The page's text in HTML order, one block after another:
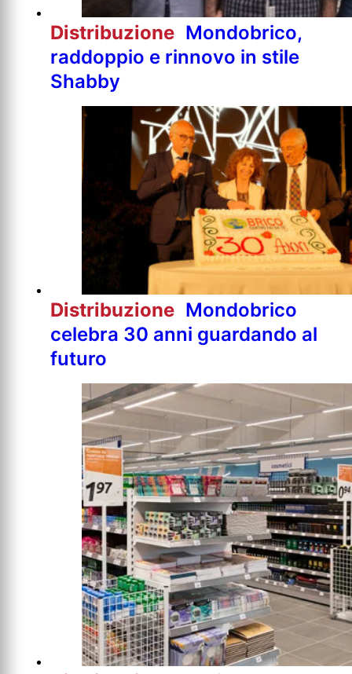
Distribuzione Mondobrico,
raddoppio e rinnovo in stile
Shabby
Distribuzione Mondobrico
celebra 30 anni guardando al
futuro